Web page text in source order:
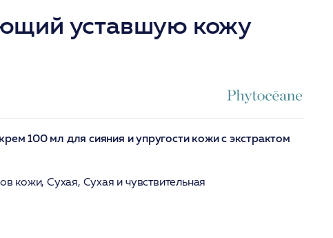
уставшую кожу
100 мл для сияния и упругости кожи с экстрактом
кожи, Сухая, Сухая и чувствительная